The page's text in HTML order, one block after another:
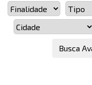
Busca